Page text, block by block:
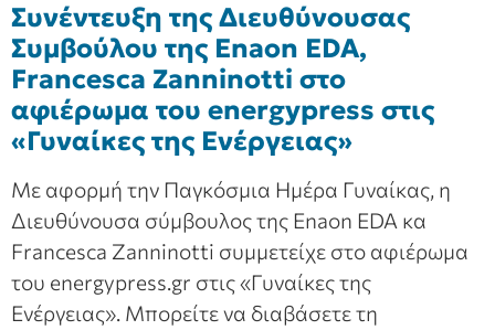
Συνέντευξη της Διευθύνουσας
Συμβούλου της Enaon EDA,
Francesca Zanninotti στο
αφιέρωμα του energypress στις
«Γυναίκες της Ενέργειας»
Με αφορμή την Παγκόσμια Ημέρα Γυναίκας, η
Διευθύνουσα σύμβουλος της Enaon EDA κα
Francesca Zanninotti συμμετείχε στο αφιέρωμα
του energypress.gr στις «Γυναίκες της
Ενέργειας». Μπορείτε να διαβάσετε τη